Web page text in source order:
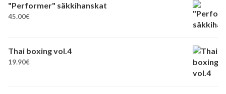
"Performer" säkkihanskat
45.00€
Thai boxing vol.4
19.90€